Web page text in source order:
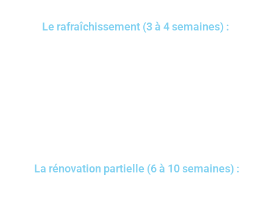
Le rafraîchissement (3 à 4 semaines) :
La rénovation partielle (6 à 10 semaines) :